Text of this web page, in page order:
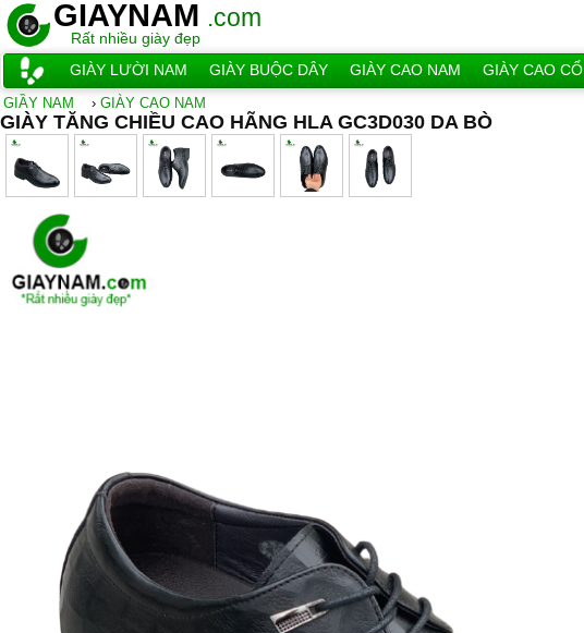
GIAYNAM .com
Rất nhiều giày đẹp
GIÀY LƯỜI NAM GIÀY BUỘC DÂY GIÀY CAO NAM GIÀY CAO CỔ
GIẦY NAM › GIÀY CAO NAM
GIÀY TĂNG CHIỀU CAO HÃNG HLA GC3D030 DA BÒ